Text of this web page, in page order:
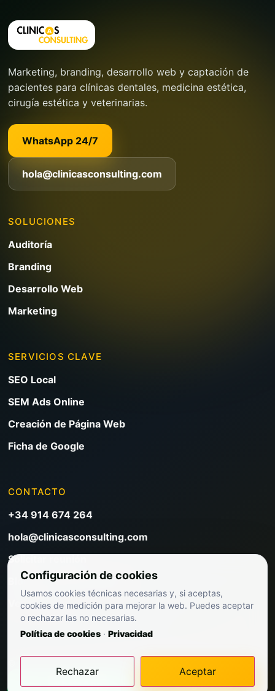
Marketing, branding, desarrollo web y captación de
pacientes para clínicas dentales, medicina estética,
cirugía estética y veterinarias.
WhatsApp 24/7
hola@clinicasconsulting.com
SOLUCIONES
Auditoría
Branding
Desarrollo Web
Marketing
SERVICIOS CLAVE
SEO Local
SEM Ads Online
Creación de Página Web
Ficha de Google
CONTACTO
+34 914 674 264
hola@clinicasconsulting.com
Solicitar reunión
Blog de marketing clínico
Ver precios
Web premium optimizada para captación clínica.
Configuración de cookies
Usamos cookies técnicas necesarias y, si aceptas,
cookies de medición para mejorar la web. Puedes aceptar
o rechazar las no necesarias.
Política de cookies · Privacidad
Rechazar
Aceptar
WhatsApp
Diagnóstico